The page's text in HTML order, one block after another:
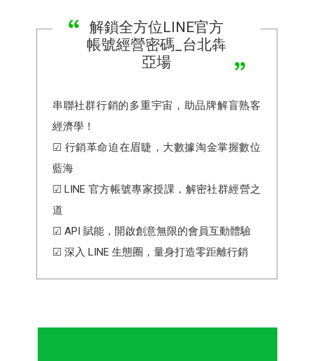
解鎖全方位LINE官方
帳號經營密碼_台北犇
亞場
串聯社群行銷的多重宇宙，助品牌解盲熟客
經濟學！
☑ 行銷革命迫在眉睫，大數據淘金掌握數位
藍海
☑ LINE 官方帳號專家授課，解密社群經營之
道
☑ API 賦能，開啟創意無限的會員互動體驗
☑ 深入 LINE 生態圈，量身打造零距離行銷